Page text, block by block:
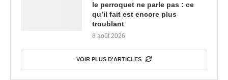
le perroquet ne parle pas : ce
qu’il fait est encore plus
troublant
8 août 2026
VOIR PLUS D'ARTICLES